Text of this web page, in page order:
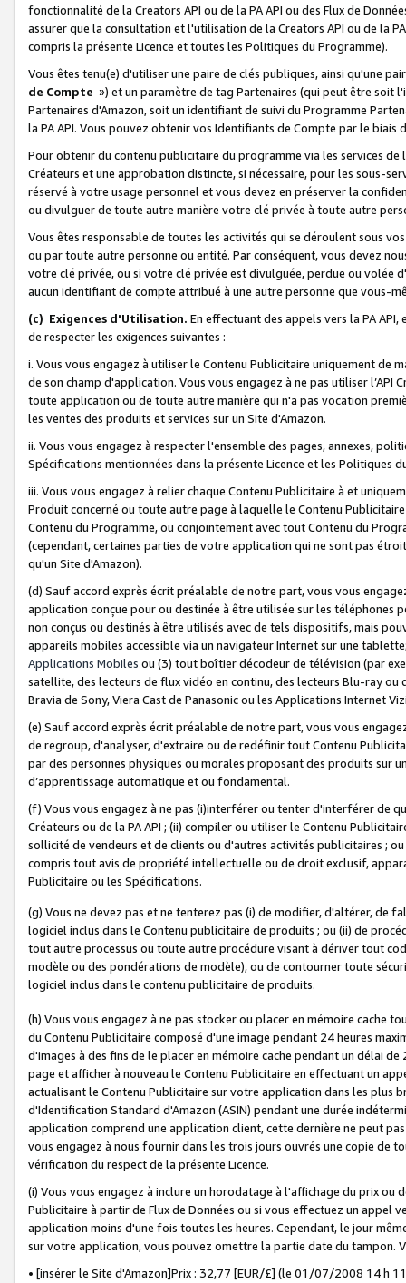
fonctionnalité de la Creators API ou de la PA API ou des Flux de
assurer que la consultation et l'utilisation de la Creators API ou de la
compris la présente Licence et toutes les Politiques du Programme).
Vous êtes tenu(e) d'utiliser une paire de clés publiques, ainsi qu'une
de Compte ») et un paramètre de tag Partenaires (qui peut être soit
Partenaires d'Amazon, soit un identifiant de suivi du Programme
la PA API. Vous pouvez obtenir vos Identifiants de Compte par le biais
Pour obtenir du contenu publicitaire du programme via les services
Créateurs et une approbation distincte, si nécessaire, pour les sous-
réservé à votre usage personnel et vous devez en préserver la
ou divulguer de toute autre manière votre clé privée à toute autre
Vous êtes responsable de toutes les activités qui se déroulent sous
ou par toute autre personne ou entité. Par conséquent, vous devez
votre clé privée, ou si votre clé privée est divulguée, perdue ou volée
aucun identifiant de compte attribué à une autre personne que vous-
(c) Exigences d'Utilisation. En effectuant des appels vers la PA
de respecter les exigences suivantes :
i. Vous vous engagez à utiliser le Contenu Publicitaire uniquement de
de son champ d'application. Vous vous engagez à ne pas utiliser l’API
toute application ou de toute autre manière qui n'a pas vocation
les ventes des produits et services sur un Site d'Amazon.
ii. Vous vous engagez à respecter l'ensemble des pages, annexes,
Spécifications mentionnées dans la présente Licence et les Politiques
iii. Vous vous engagez à relier chaque Contenu Publicitaire à et
Produit concerné ou toute autre page à laquelle le Contenu
Contenu du Programme, ou conjointement avec tout Contenu du
(cependant, certaines parties de votre application qui ne sont pas
qu'un Site d'Amazon).
(d) Sauf accord exprès écrit préalable de notre part, vous vous
application conçue pour ou destinée à être utilisée sur les téléphones
non conçus ou destinés à être utilisés avec de tels dispositifs, mais
appareils mobiles accessible via un navigateur Internet sur une
Applications Mobiles ou (3) tout boîtier décodeur de télévision (par
satellite, des lecteurs de flux vidéo en continu, des lecteurs Blu-ray
Bravia de Sony, Viera Cast de Panasonic ou les Applications Internet
(e) Sauf accord exprès écrit préalable de notre part, vous vous
de regroup, d'analyser, d'extraire ou de redéfinir tout Contenu
par des personnes physiques ou morales proposant des produits sur
d’apprentissage automatique et ou fondamental.
(f) Vous vous engagez à ne pas (i)interférer ou tenter d'interférer de
Créateurs ou de la PA API ; (ii) compiler ou utiliser le Contenu
sollicité de vendeurs et de clients ou d'autres activités publicitaires ;
compris tout avis de propriété intellectuelle ou de droit exclusif,
Publicitaire ou les Spécifications.
(g) Vous ne devez pas et ne tenterez pas (i) de modifier, d'altérer, de
logiciel inclus dans le Contenu publicitaire de produits ; ou (ii) de
tout autre processus ou toute autre procédure visant à dériver tout
modèle ou des pondérations de modèle), ou de contourner toute
logiciel inclus dans le contenu publicitaire de produits.
(h) Vous vous engagez à ne pas stocker ou placer en mémoire cache
du Contenu Publicitaire composé d'une image pendant 24 heures
d'images à des fins de le placer en mémoire cache pendant un délai
page et afficher à nouveau le Contenu Publicitaire en effectuant un
actualisant le Contenu Publicitaire sur votre application dans les plus
d'Identification Standard d'Amazon (ASIN) pendant une durée
application comprend une application client, cette dernière ne peut
vous engagez à nous fournir dans les trois jours ouvrés une copie de
vérification du respect de la présente Licence.
(i) Vous vous engagez à inclure un horodatage à l'affichage du prix
Publicitaire à partir de Flux de Données ou si vous effectuez un appel
application moins d'une fois toutes les heures. Cependant, le jour
sur votre application, vous pouvez omettre la partie date du tampon.
• [insérer le Site d'Amazon]Prix : 32,77 [EUR/£] (le 01/07/2008 14 h